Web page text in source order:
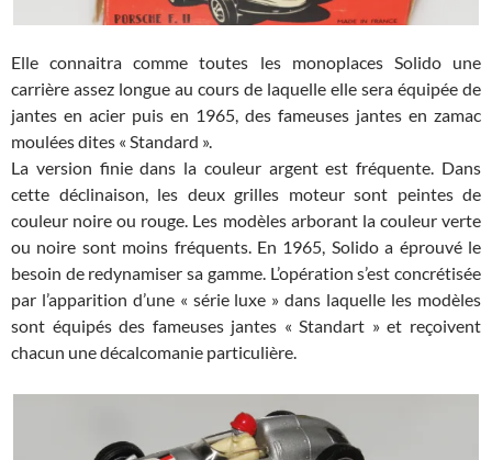
Elle connaitra comme toutes les monoplaces Solido une
carrière assez longue au cours de laquelle elle sera équipée de
jantes en acier puis en 1965, des fameuses jantes en zamac
moulées dites « Standard ».
La version finie dans la couleur argent est fréquente. Dans
cette déclinaison, les deux grilles moteur sont peintes de
couleur noire ou rouge. Les modèles arborant la couleur verte
ou noire sont moins fréquents. En 1965, Solido a éprouvé le
besoin de redynamiser sa gamme. L’opération s’est concrétisée
par l’apparition d’une « série luxe » dans laquelle les modèles
sont équipés des fameuses jantes « Standart » et reçoivent
chacun une décalcomanie particulière.